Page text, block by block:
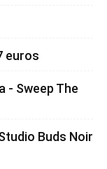
euros
- Sweep The
Buds Noir